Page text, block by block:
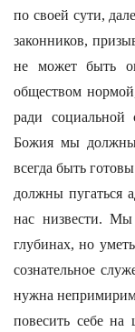
по своей сути,
законников,
не может быть
обществом
ради социальной
Божия мы должны
всегда быть
должны пугаться
нас низвести.
глубинах, но
сознательное
нужна
повесить себе